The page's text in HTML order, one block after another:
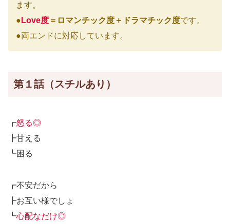
ます。
● Love度＝ロマンチック度＋ドラマチック度です。
●両エンドに対応しています。
第１話（スチルあり）
┏怒る◎
┣甘える
┗困る
┏不安だから
┣お互い様でしょ
┗心配なだけ◎